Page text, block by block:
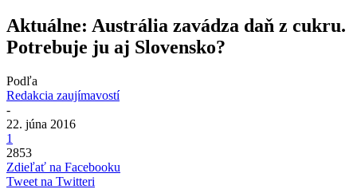
Aktuálne: Austrália zavádza daň z cukru.
Potrebuje ju aj Slovensko?
Podľa
Redakcia zaujímavostí
-
22. júna 2016
1
2853
Zdieľať na Facebooku
Tweet na Twitteri